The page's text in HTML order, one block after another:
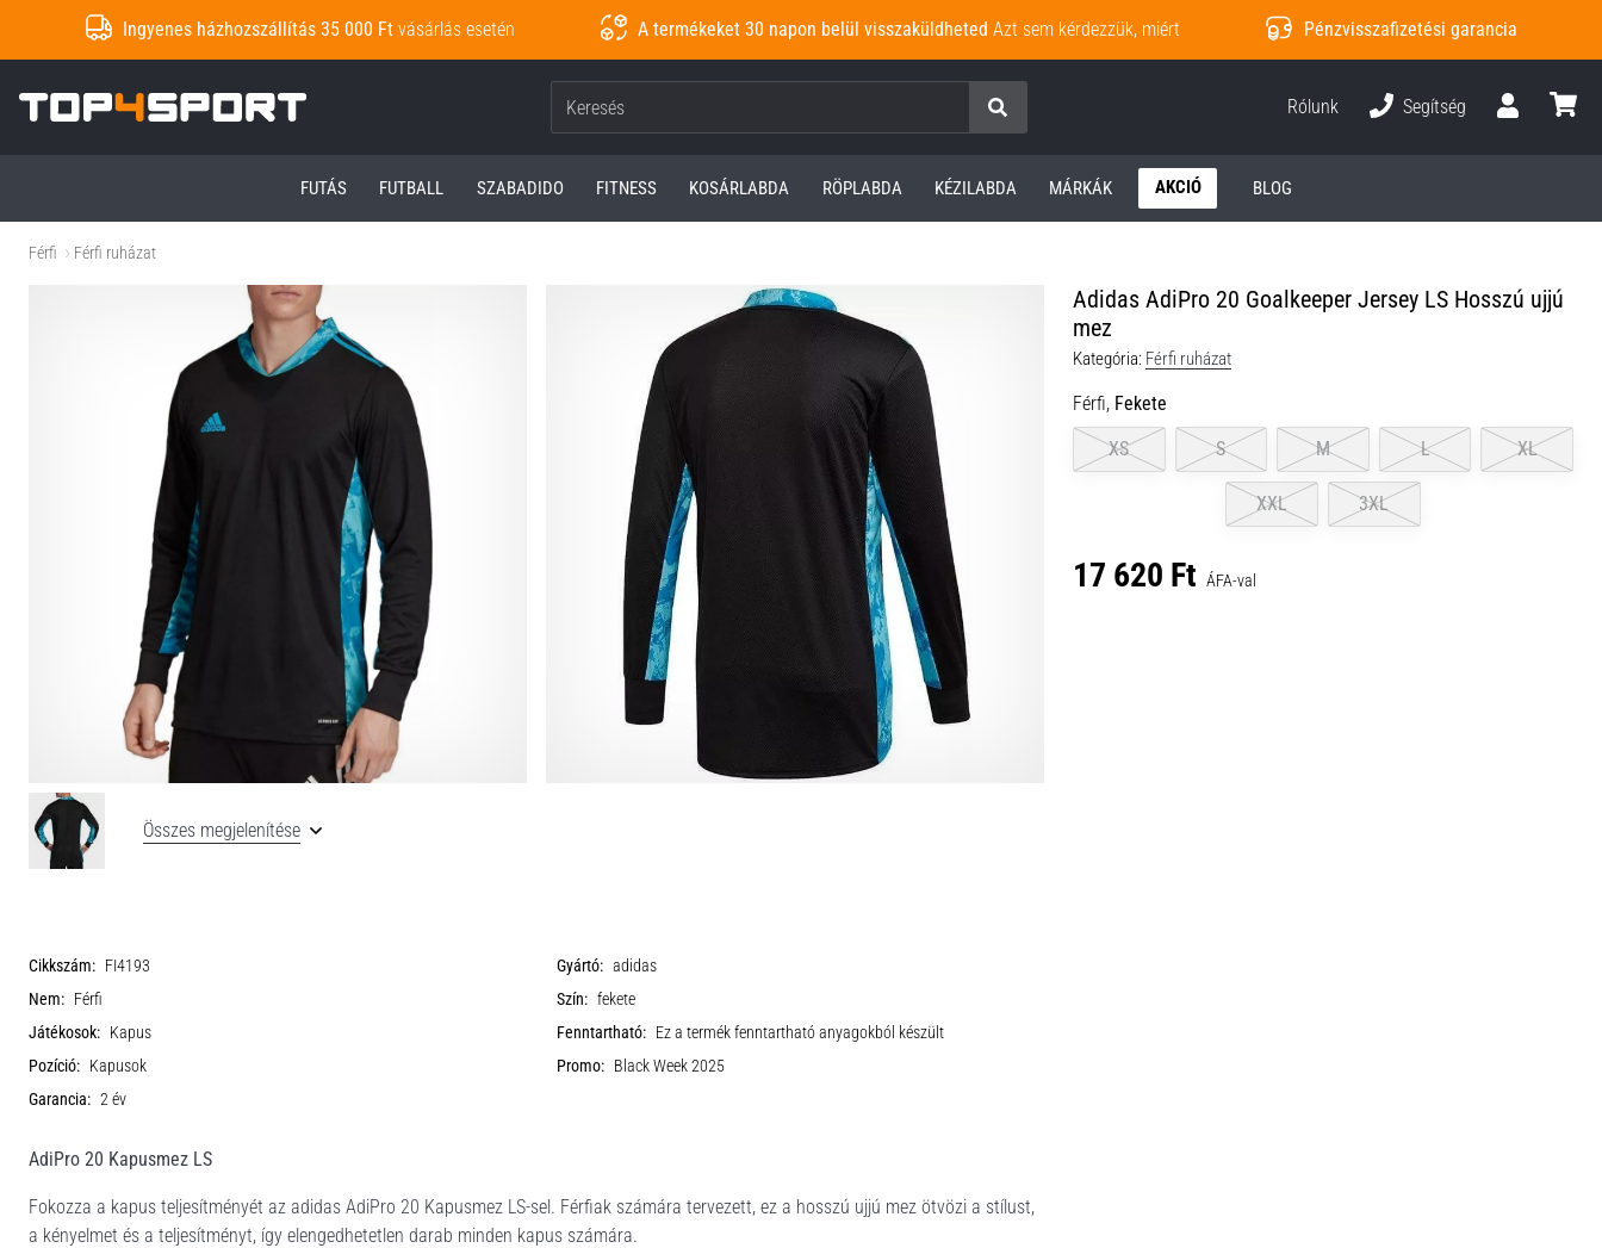
Ingyenes házhozszállítás 35 000 Ft vásárlás esetén A termékeket 30 napon belül visszaküldheted Azt sem kérdezzük, miért Pénzvisszafizetési garancia
Top4Sport.hu
Keresés
Rólunk
Segítség
FUTÁS FUTBALL SZABADIDO FITNESS KOSÁRLABDA RÖPLABDA KÉZILABDA MÁRKÁK AKCIÓ BLOG
Férfi Férfi ruházat
Adidas AdiPro 20 Goalkeeper Jersey LS Hosszú ujjú
mez
Kategória: Férfi ruházat
Férfi, Fekete
XS
S M L XL
XXL 3XL
17 620 Ft ÁFA-val
Összes megjelenítése
Cikkszám: FI4193 Gyártó: adidas
Nem: Férfi Szín: fekete
Játékosok: Kapus Fenntartható: Ez a termék fenntartható anyagokból készült
Pozíció: Kapusok Promo: Black Week 2025
Garancia: 2 év
AdiPro 20 Kapusmez LS
Fokozza a kapus teljesítményét az adidas AdiPro 20 Kapusmez LS-sel. Férfiak számára tervezett, ez a hosszú ujjú mez ötvözi a stílust,
a kényelmet és a teljesítményt, így elengedhetetlen darab minden kapus számára.